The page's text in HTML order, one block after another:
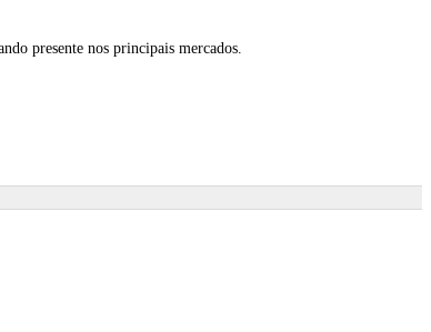
presente nos principais mercados.